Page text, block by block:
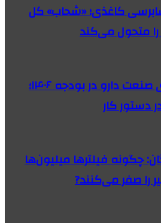
کاغذی؛ «شحاب» کل
متحول می‌کند
تسویه بدهی‌های صنعت دارو در بودجه ۱۴۰۶؛
دستور کار
چگونه فیلترها میلیون‌ها
را صفر می‌کنند?